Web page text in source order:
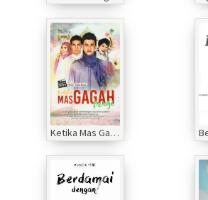
Ketika Mas Gagah Pergi